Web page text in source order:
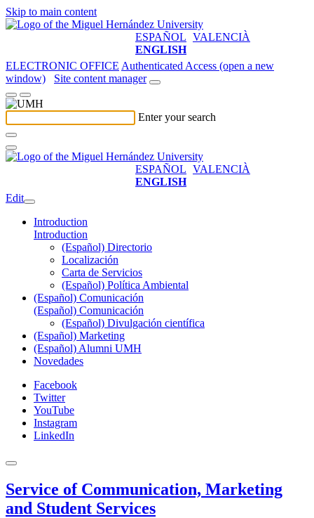
Skip to main content
ESPAÑOL VALENCIÀ
ENGLISH
ELECTRONIC OFFICE Authenticated Access (open a new
window)
Site content manager
Enter your search
ESPAÑOL VALENCIÀ
ENGLISH
Edit
Introduction
Introduction
(Español) Directorio
Localización
Carta de Servicios
(Español) Política Ambiental
(Español) Comunicación
(Español) Comunicación
(Español) Divulgación científica
(Español) Marketing
(Español) Alumni UMH
Novedades
Facebook
Twitter
YouTube
Instagram
LinkedIn
Service of Communication, Marketing
and Student Services